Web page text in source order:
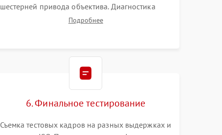
шестерней привода объектива. Диагностика
материнской платы, цепей питания и
Подробнее
6. Финальное тестирование
Съемка тестовых кадров на разных выдержках и